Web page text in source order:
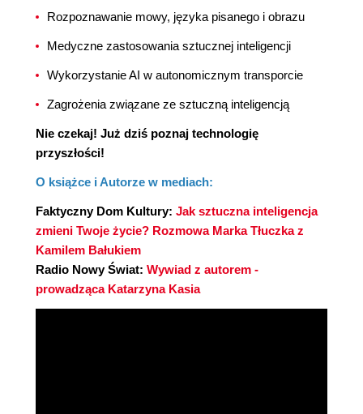
Rozpoznawanie mowy, języka pisanego i obrazu
Medyczne zastosowania sztucznej inteligencji
Wykorzystanie AI w autonomicznym transporcie
Zagrożenia związane ze sztuczną inteligencją
Nie czekaj! Już dziś poznaj technologię
przyszłości!
O książce i Autorze w mediach:
Faktyczny Dom Kultury: Jak sztuczna inteligencja
zmieni Twoje życie? Rozmowa Marka Tłuczka z
Kamilem Bałukiem
Radio Nowy Świat: Wywiad z autorem -
prowadząca Katarzyna Kasia